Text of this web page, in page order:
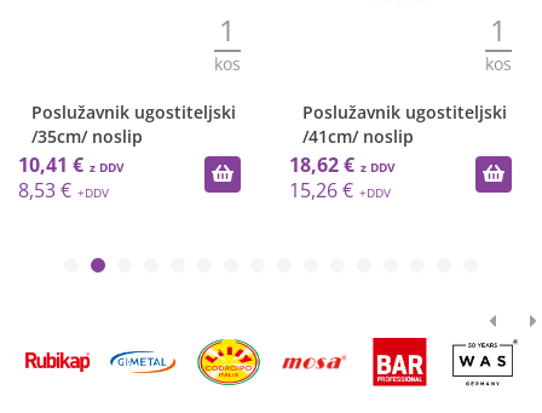
1
kos
Poslužavnik ugostiteljski
/35cm/ noslip
10,41 €
8,53 €
1
kos
Poslužavnik ugostiteljski
/41cm/ noslip
18,62 €
15,26 €